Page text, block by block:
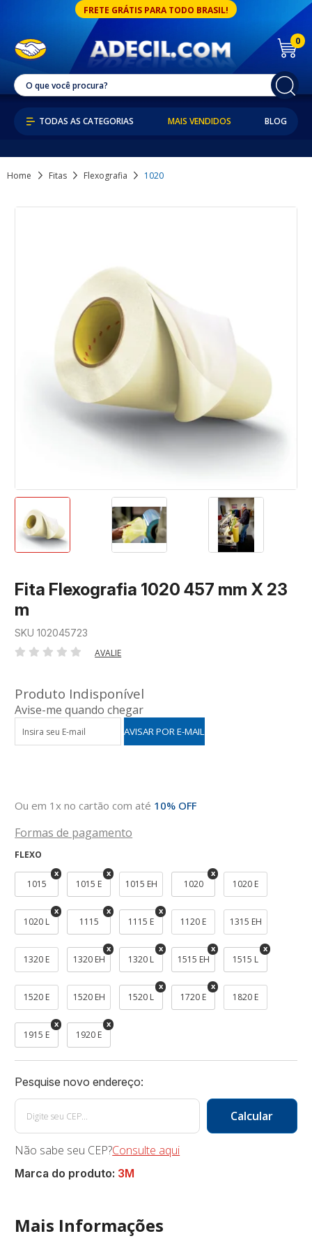
FRETE GRÁTIS PARA TODO BRASIL!
0
MAIS VENDIDOS BLOG
Home Fitas Flexografia 1020
Fita Flexografia 1020 457 mm X 23
m
SKU 102045723
AVALIE
Produto Indisponível
Avise-me quando chegar
Ou em 1x no cartão com até 10% OFF
Formas de pagamento
FLEXO
1015 1015 E 1015 EH 1020 1020 E
1020 L 1115 1115 E 1120 E 1315 EH
1320 E 1320 EH 1320 L 1515 EH 1515 L
1520 E 1520 EH 1520 L 1720 E 1820 E
1915 E 1920 E
Não sabe seu CEP?Consulte aqui
Marca do produto: 3M
Mais Informações